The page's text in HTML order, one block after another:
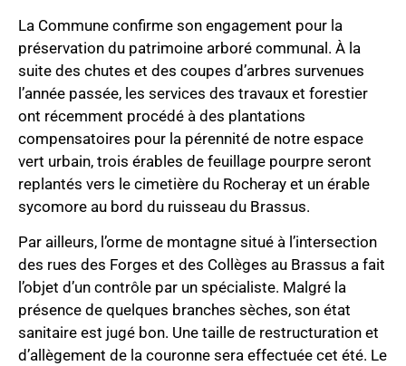
La Commune confirme son engagement pour la
préservation du patrimoine arboré communal. À la
suite des chutes et des coupes d’arbres survenues
l’année passée, les services des travaux et forestier
ont récemment procédé à des plantations
compensatoires pour la pérennité de notre espace
vert urbain, trois érables de feuillage pourpre seront
replantés vers le cimetière du Rocheray et un érable
sycomore au bord du ruisseau du Brassus.
Par ailleurs, l’orme de montagne situé à l’intersection
des rues des Forges et des Collèges au Brassus a fait
l’objet d’un contrôle par un spécialiste. Malgré la
présence de quelques branches sèches, son état
sanitaire est jugé bon. Une taille de restructuration et
d’allègement de la couronne sera effectuée cet été. Le